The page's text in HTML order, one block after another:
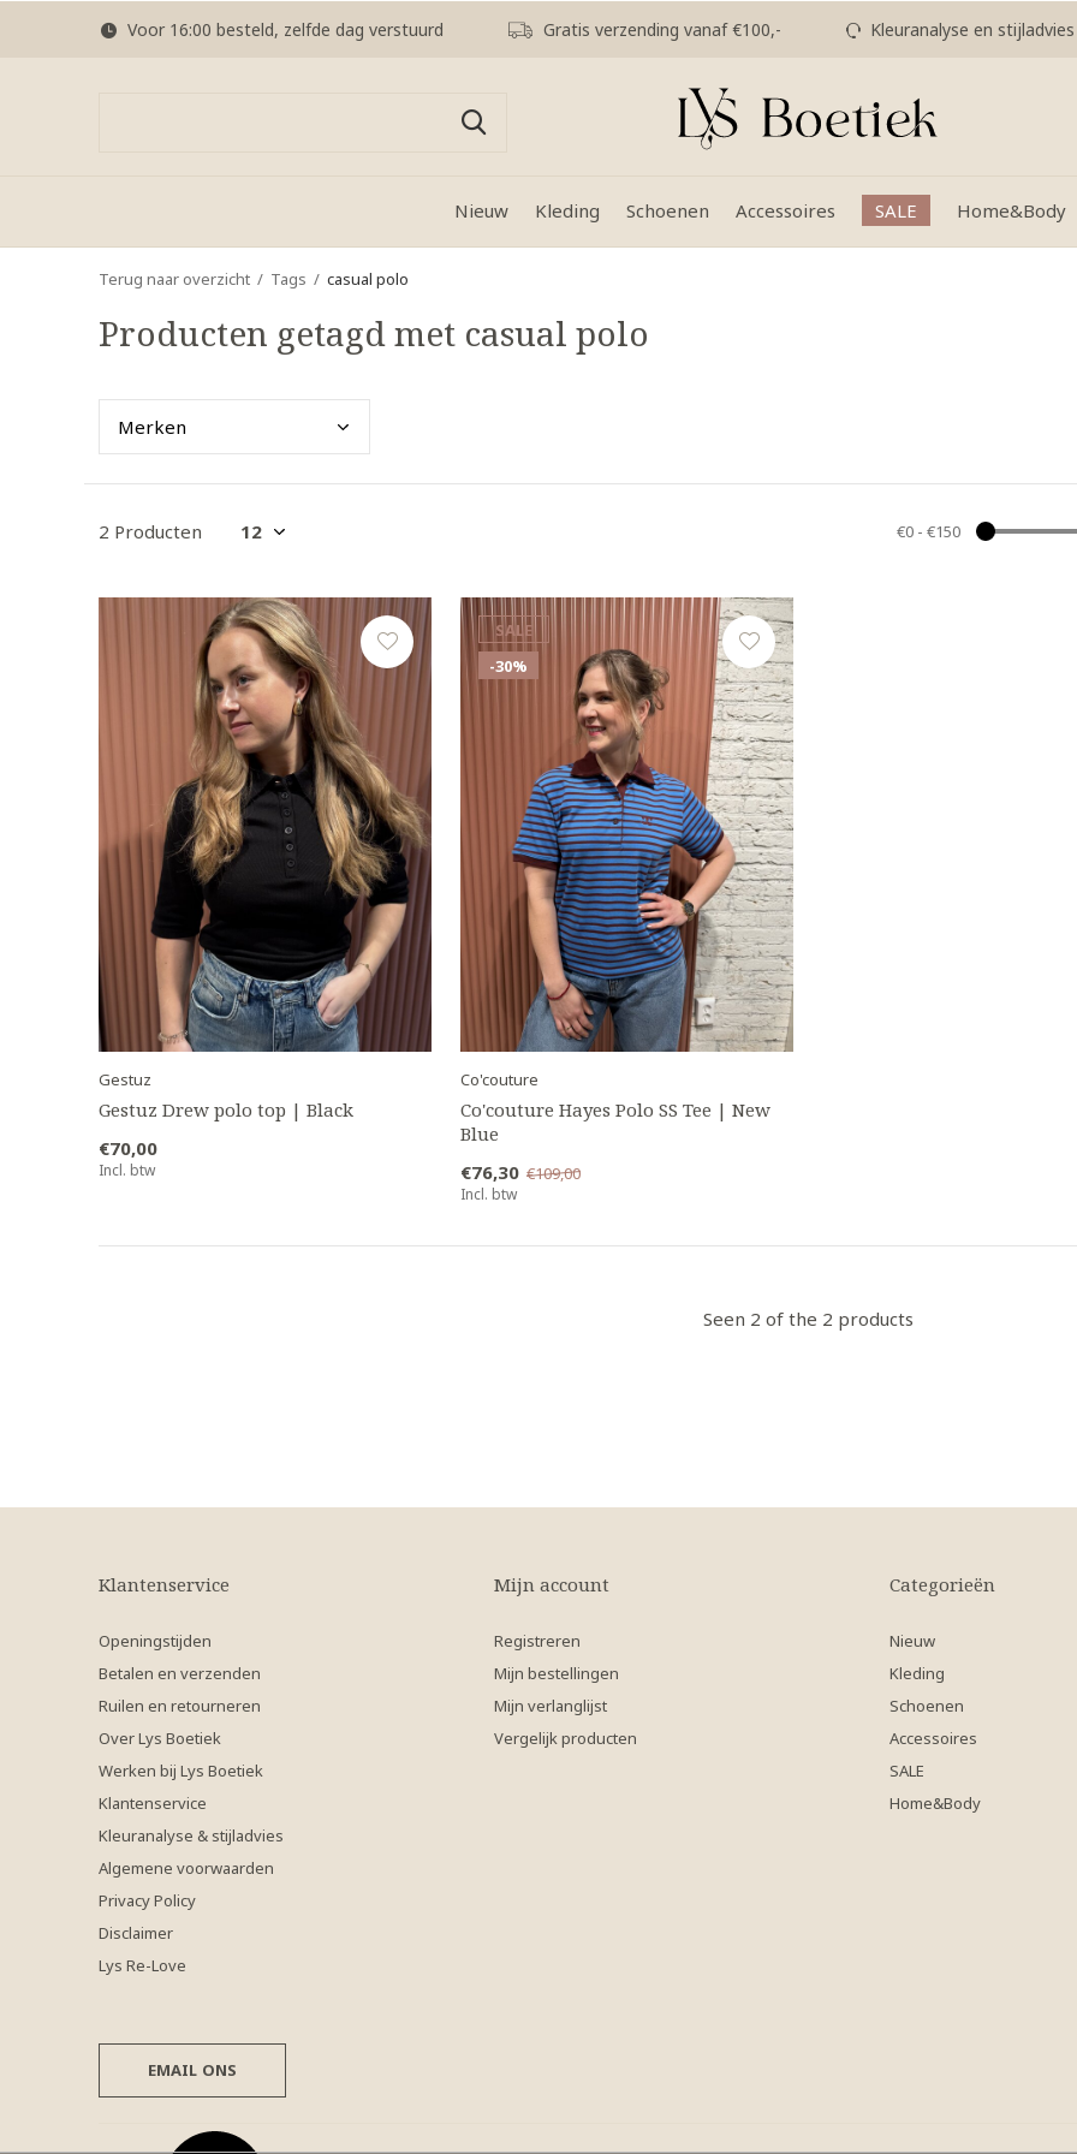
Nieuw Kleding Schoenen Accessoires SALE Home&Body
Voor 16:00 besteld, zelfde dag verstuurd Gratis verzending vanaf €100,- Kleuranalyse en stijladvies
Terug naar overzicht Tags casual polo
Producten getagd met casual polo
Merken
2 Producten €0- €150
Gestuz
Gestuz Drew polo top | Black
€70,00
Incl. btw
SALE
-30%
Co'couture
Co'couture Hayes Polo SS Tee | New
Blue
€76,30 €109,00
Incl. btw
Seen 2 of the 2 products
Klantenservice
Openingstijden
Betalen en verzenden
Ruilen en retourneren
Over Lys Boetiek
Werken bij Lys Boetiek
Klantenservice
Kleuranalyse & stijladvies
Algemene voorwaarden
Privacy Policy
Disclaimer
Lys Re-Love
Mijn account
Registreren
Mijn bestellingen
Mijn verlanglijst
Vergelijk producten
Categorieën
Nieuw
Kleding
Schoenen
Accessoires
SALE
Home&Body
EMAIL ONS